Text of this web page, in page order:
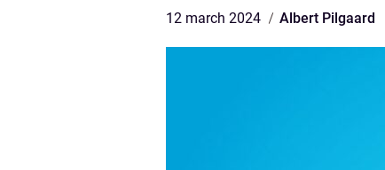
12 march 2024 Albert Pilgaard